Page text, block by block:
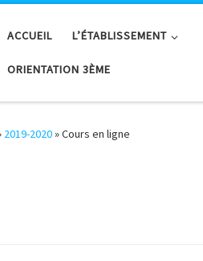
ACCUEIL L’ÉTABLISSEMENT
ORIENTATION 3ÈME
2019-2020»Cours en ligne